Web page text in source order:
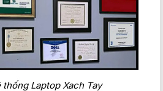
trọng. kích thước bề mặt lớn đi
ẩn dưới touchpad như: bật tắt
Đây được xem là một bước đi mới
ở trên laptop, một tính năng
chắc chắn sẽ cực kì thích thú.
thống Laptop Xach Tay